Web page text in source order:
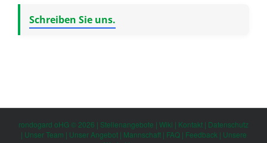
Schreiben Sie uns.
rondogard oHG © 2026 | Stellenangebote | Wiki | Kontakt | Datenschutz
| Unser Team | Unser Angebot| Mannschaft| FAQ| Feedback | Unsere